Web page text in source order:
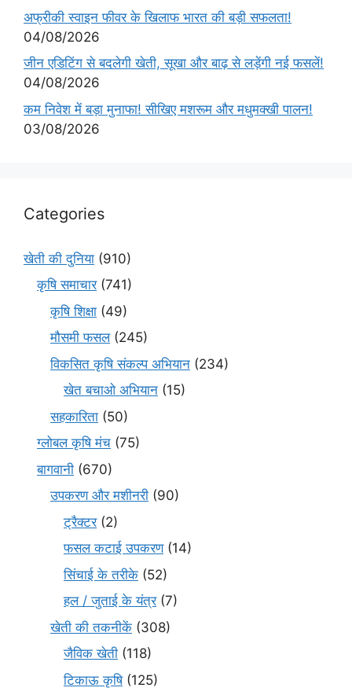
अफ्रीकी स्वाइन फीवर के खिलाफ भारत की बड़ी सफलता!
04/08/2026
जीन एडिटिंग से बदलेगी खेती, सूखा और बाढ़ से लड़ेंगी नई फसलें!
04/08/2026
कम निवेश में बड़ा मुनाफा! सीखिए मशरूम और मधुमक्खी पालन!
03/08/2026
Categories
खेती की दुनिया (910)
कृषि समाचार(741)
कृषि शिक्षा (49)
मौसमी फसल(245)
विकसित कृषि संकल्प अभियान (234)
खेत बचाओ अभियान (15)
सहकारिता (50)
ग्लोबल कृषि मंच (75)
बागवानी (670)
उपकरण और मशीनरी (90)
ट्रैक्टर(2)
फसल कटाई उपकरण(14)
सिंचाई के तरीके (52)
हल / जुताई के यंत्र(7)
खेती की तकनीकें (308)
जैविक खेती (118)
टिकाऊ कृषि(125)